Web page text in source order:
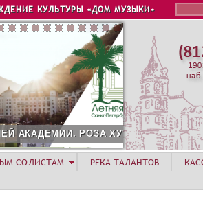
КУЛЬТУРЫ «ДОМ МУЗЫКИ»
РОЗА ХУТОР
СОЛИСТАМ РЕКА ТАЛАНТОВ